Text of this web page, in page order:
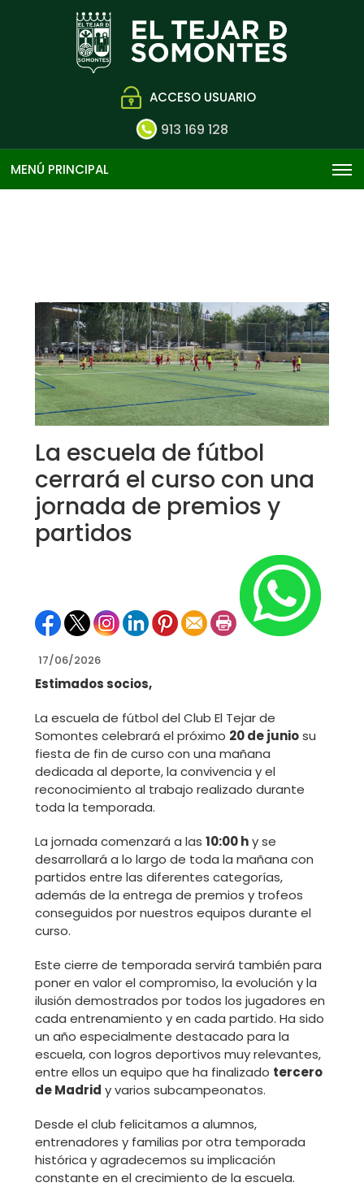
ACCESO USUARIO
913 169 128
MENÚ PRINCIPAL
La escuela de fútbol
cerrará el curso con una
jornada de premios y
partidos
17/06/2026
Estimados socios,
La escuela de fútbol del Club El Tejar de
Somontes celebrará el próximo 20 de juniosu
fiesta de fin de curso con una mañana
dedicada al deporte, la convivencia y el
reconocimiento al trabajo realizado durante
toda la temporada.
La jornada comenzará a las10:00 hy se
desarrollará a lo largo de toda la mañana con
partidos entre las diferentes categorías,
además de la entrega de premios y trofeos
conseguidos por nuestros equipos durante el
curso.
Este cierre de temporada servirá también para
poner en valor el compromiso, la evolución y la
ilusión demostrados por todos los jugadores en
cada entrenamiento y en cada partido. Ha sido
un año especialmente destacado para la
escuela, con logros deportivos muy relevantes,
entre ellos un equipo que ha finalizado tercero
de Madrid y varios subcampeonatos.
Desde el club felicitamos a alumnos,
entrenadores y familias por otra temporada
histórica y agradecemos su implicación
constante en el crecimiento de la escuela.